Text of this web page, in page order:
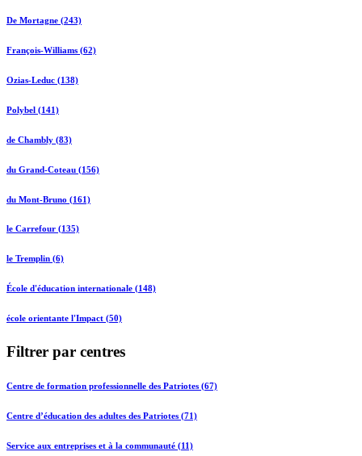
De Mortagne (243)
François-Williams (62)
Ozias-Leduc (138)
Polybel (141)
de Chambly (83)
du Grand-Coteau (156)
du Mont-Bruno (161)
le Carrefour (135)
le Tremplin (6)
École d'éducation internationale (148)
école orientante l'Impact (50)
Filtrer par centres
Centre de formation professionnelle des Patriotes (67)
Centre d’éducation des adultes des Patriotes (71)
Service aux entreprises et à la communauté (11)